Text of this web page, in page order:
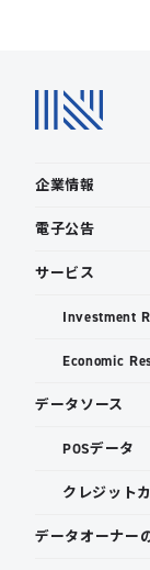
企業情報
電子公告
サービス
Investment
Economic
データソース
POSデータ
クレジット
データオーナー